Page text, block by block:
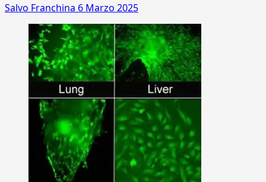
Salvo Franchina 6 Marzo 2025